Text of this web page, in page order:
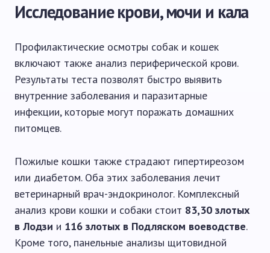
Исследование крови, мочи и кала
Профилактические осмотры собак и кошек
включают также анализ периферической крови.
Результаты теста позволят быстро выявить
внутренние заболевания и паразитарные
инфекции, которые могут поражать домашних
питомцев.
Пожилые кошки также страдают гипертиреозом
или диабетом. Оба этих заболевания лечит
ветеринарный врач-эндокринолог. Комплексный
анализ крови кошки и собаки стоит 83,30 злотых
в Лодзи и 116 злотых в Подляском воеводстве.
Кроме того, панельные анализы щитовидной